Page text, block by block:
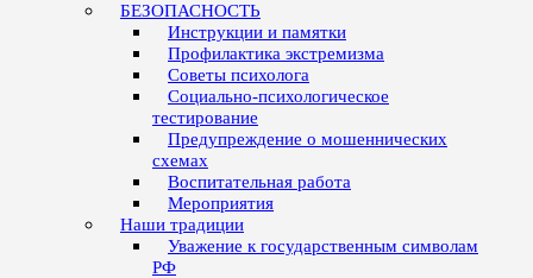
БЕЗОПАСНОСТЬ
Инструкции и памятки
Профилактика экстремизма
Советы психолога
Социально-психологическое
тестирование
Предупреждение о мошеннических
схемах
Воспитательная работа
Мероприятия
Наши традиции
Уважение к государственным символам
РФ